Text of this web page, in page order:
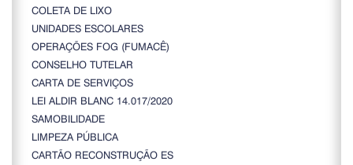
COLETA DE LIXO
UNIDADES ESCOLARES
OPERAÇÕES FOG (FUMACÊ)
CONSELHO TUTELAR
CARTA DE SERVIÇOS
LEI ALDIR BLANC 14.017/2020
SAMOBILIDADE
LIMPEZA PÚBLICA
CARTÃO RECONSTRUÇÃO ES